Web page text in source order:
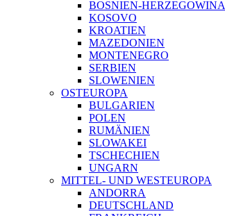
BOSNIEN-HERZEGOWINA
KOSOVO
KROATIEN
MAZEDONIEN
MONTENEGRO
SERBIEN
SLOWENIEN
OSTEUROPA
BULGARIEN
POLEN
RUMÄNIEN
SLOWAKEI
TSCHECHIEN
UNGARN
MITTEL- UND WESTEUROPA
ANDORRA
DEUTSCHLAND